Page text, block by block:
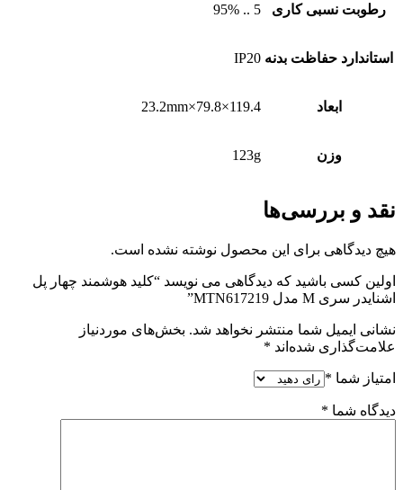
رطوبت نسبی کاری 5 .. 95%
استاندارد حفاظت بدنه IP20
ابعاد 119.4×79.8×23.2mm
وزن 123g
نقد و بررسی‌ها
هیچ دیدگاهی برای این محصول نوشته نشده است.
اولین کسی باشید که دیدگاهی می نویسد “کلید هوشمند چهار پل
اشنایدر سری M مدل MTN617219”
نشانی ایمیل شما منتشر نخواهد شد. بخش‌های موردنیاز
علامت‌گذاری شده‌اند *
امتیاز شما *
دیدگاه شما *